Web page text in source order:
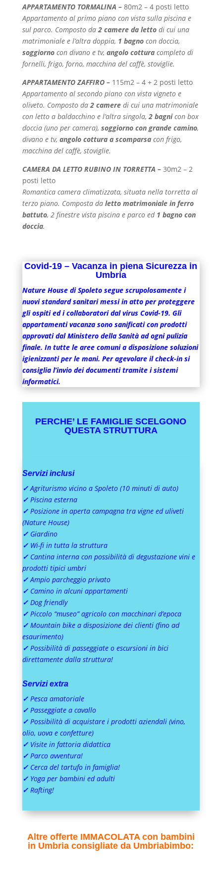
APPARTAMENTO TORMALINA – 80m2 – 4 posti letto
Appartamento al primo piano con vista sulla piscina e
sul parco. Composto da 2 camere da lettodi cui una
matrimoniale e l’altra doppia, 1 bagnocon doccia,
soggiornocon divano e tv, angolo cottura completo di
fornelli, frigo, forno, macchina del caffè, stoviglie.
APPARTAMENTO ZAFFIRO – 115m2 – 4 + 2 posti letto
Appartamento al secondo piano con vista vigneto e
oliveto. Composto da 2 cameredi cui una matrimoniale
con letto a baldacchino e l’altra singola, 2 bagnicon box
doccia (uno per camera), soggiorno con grande camino,
divano e tv, angolo cottura a scomparsa con frigo,
macchina del caffè, stoviglie.
CAMERA DA LETTO RUBINO IN TORRETTA – 30m2 – 2
posti letto
Romantica camera climatizzata, situata nella torretta al
terzo piano. Composta da letto matrimoniale in ferro
battuto, 2 finestre vista piscina e parco ed 1 bagno con
doccia.
Covid-19 – Vacanza in piena Sicurezza in
Umbria
Nature House di Spoleto segue scrupolosamente i
nuovi standard sanitari messi in atto per proteggere
gli ospiti ed i collaboratori dal virus Covid-19. Gli
appartamenti vacanza sono sanificati con prodotti
approvati dal Ministero della Sanità ad ogni pulizia
finale. In tutte le aree comuni a disposizione soluzioni
igienizzanti per le mani. Per agevolare il check-in si
consiglia l’invio dei documenti tramite i sistemi
informatici.
PERCHE’ LE FAMIGLIE SCELGONO
QUESTA STRUTTURA
Servizi inclusi
✓Agriturismo vicino a Spoleto (10 minuti di auto)
✓ Piscina esterna
✓ Posizione in aperta campagna tra vigne ed uliveti
(Nature House)
✓ Giardino
✓ Wi-fi in tutta la struttura
✓ Cantina interna con possibilità di degustazione vini e
prodotti tipici umbri
✓ Ampio parcheggio privato
✓ Camino in alcuni appartamenti
✓ Dog friendly
✓ Piccolo “museo” agricolo con macchinari d’epoca
✓ Mountain bike a disposizione dei clienti (fino ad
esaurimento)
✓ Possibilità di passeggiate o escursioni in bici
direttamente dalla struttura!
Servizi extra
✓ Pesca amatoriale
✓ Passeggiate a cavallo
✓ Possibilità di acquistare i prodotti aziendali (vino,
olio, uova e confetture)
✓ Visite in fattoria didattica
✓ Parco avventura!
✓ Cerca del tartufo in famiglia!
✓ Yoga per bambini ed adulti
✓ Rafting!
Altre offerte IMMACOLATA con bambini
in Umbria consigliate da Umbriabimbo: